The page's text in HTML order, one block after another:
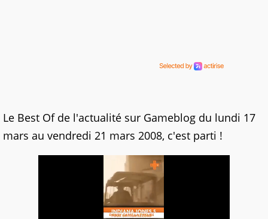
Le Best Of de l'actualité sur Gameblog du lundi 17
mars au vendredi 21 mars 2008, c'est parti !